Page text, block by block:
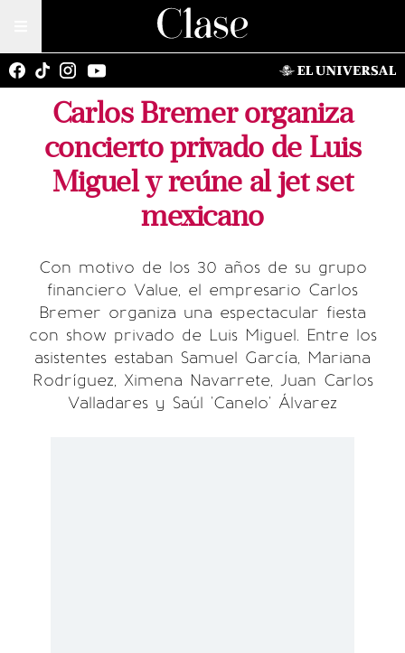
Carlos Bremer organiza
concierto privado de Luis
Miguel y reúne al jet set
mexicano
Con motivo de los 30 años de su grupo
financiero Value, el empresario Carlos
Bremer organiza una espectacular fiesta
con show privado de Luis Miguel. Entre los
asistentes estaban Samuel García, Mariana
Rodríguez, Ximena Navarrete, Juan Carlos
Valladares y Saúl 'Canelo' Álvarez